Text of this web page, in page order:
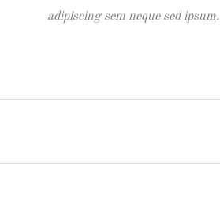
adipiscing sem neque sed ipsum.